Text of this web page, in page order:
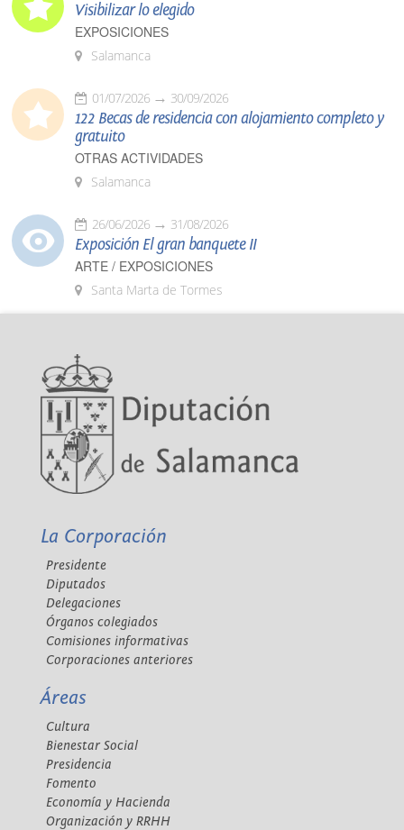
Visibilizar lo elegido
EXPOSICIONES
Salamanca
01/07/2026 30/09/2026
122 Becas de residencia con alojamiento completo y
gratuito
OTRAS ACTIVIDADES
Salamanca
26/06/2026 31/08/2026
Exposición El gran banquete II
ARTE / EXPOSICIONES
Santa Marta de Tormes
La Corporación
Presidente
Diputados
Delegaciones
Órganos colegiados
Comisiones informativas
Corporaciones anteriores
Áreas
Cultura
Bienestar Social
Presidencia
Fomento
Economía y Hacienda
Organización y RRHH